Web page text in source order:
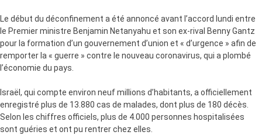
Le début du déconfinement a été annoncé avant l’accord lundi entre
le Premier ministre Benjamin Netanyahu et son ex-rival Benny Gantz
pour la formation d’un gouvernement d’union et « d’urgence » afin de
remporter la « guerre » contre le nouveau coronavirus, qui a plombé
l’économie du pays.
Israël, qui compte environ neuf millions d’habitants, a officiellement
enregistré plus de 13.880 cas de malades, dont plus de 180 décès.
Selon les chiffres officiels, plus de 4.000 personnes hospitalisées
sont guéries et ont pu rentrer chez elles.